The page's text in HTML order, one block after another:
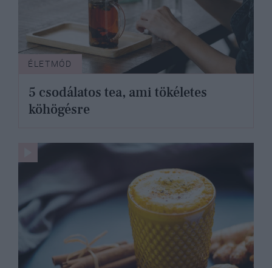
ÉLETMÓD
5 csodálatos tea, ami tökéletes
köhögésre